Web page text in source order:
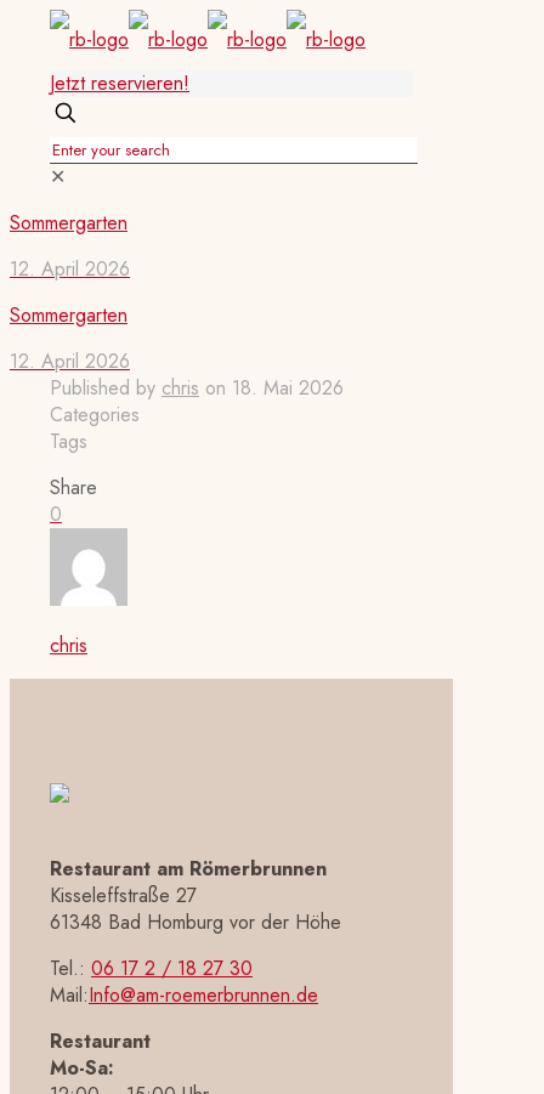
Jetzt reservieren!
✕
Sommergarten
12. April 2026
Sommergarten
12. April 2026
Published by chris on 18. Mai 2026
Categories
Tags
Share
0
chris
Restaurant am Römerbrunnen
Kisseleffstraße 27
61348 Bad Homburg vor der Höhe
Tel.: 06 17 2 / 18 27 30
Mail:Info@am-roemerbrunnen.de
Restaurant
Mo-Sa: